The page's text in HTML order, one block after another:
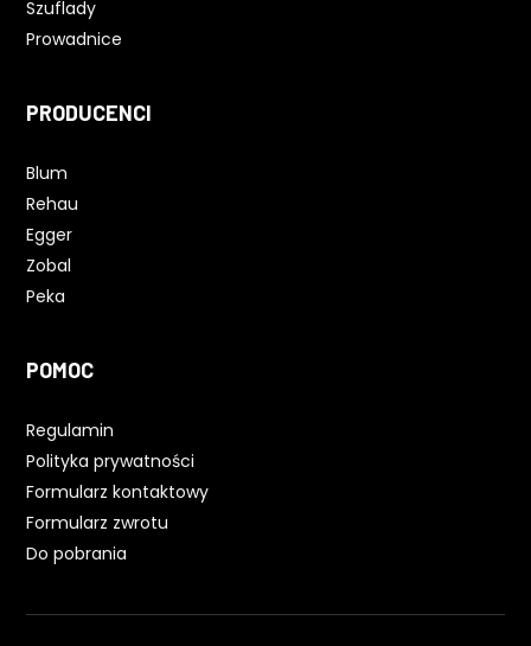
Szuflady
Prowadnice
PRODUCENCI
Blum
Rehau
Egger
Zobal
Peka
POMOC
Regulamin
Polityka prywatności
Formularz kontaktowy
Formularz zwrotu
Do pobrania